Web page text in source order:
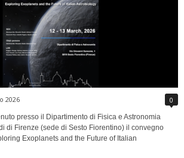
2026 0
presso il Dipartimento di Fisica e Astronomia
di Firenze (sede di Sesto Fiorentino) il convegno
Exoplanets and the Future of Italian